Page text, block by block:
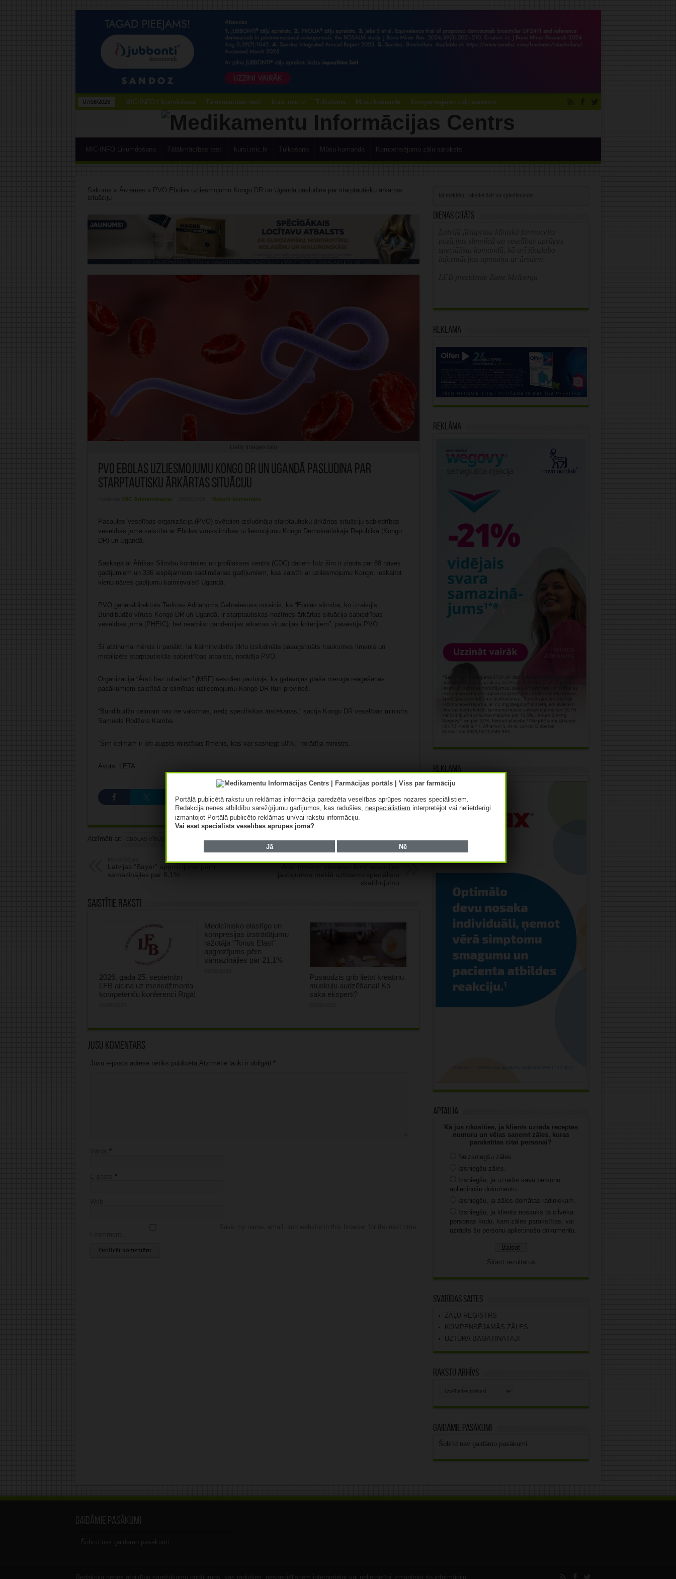
07/08/2026 MIC-INFO Likumdošana Tālākmācības testi kursi.mic.lv Tulkošana Mūsu komanda Kompensējamo zāļu saraksts
MIC-INFO Likumdošana Tālākmācības testi kursi.mic.lv Tulkošana Mūsu komanda Kompensējamo zāļu saraksts
Sākums » Ārzemēs » PVO Ebolas uzliesmojumu Kongo DR un Ugandā pasludina par starptautisku ārkārtas
situāciju
PVO Ebolas uzliesmojumu Kongo DR un Ugandā pasludina par
starptautisku ārkārtas situāciju
MIC Administrācija Rakstīt komentāru
Pasaules Veselības organizācija (PVO) svētdien izsludināja starptautisku ārkārtas situāciju sabiedrības
veselības jomā saistībā ar Ebolas vīrusslimības uzliesmojumu Kongo Demokrātiskajā Republikā (Kongo
DR) un Ugandā.
Saskaņā ar Āfrikas Slimību kontroles un profilakses centra (CDC) datiem līdz šim ir ziņots par 88 nāves
gadījumiem un 336 iespējamiem saslimšanas gadījumiem, kas saistīti ar uzliesmojumu Kongo, ieskaitot
vienu nāves gadījumu kaimiņvalstī Ugandā.
PVO ģenerāldirektors Tedross Adhanoms Gebreiesuss noteicis, ka “Ebolas slimība, ko izraisījis
Bundibudžo vīruss Kongo DR un Ugandā, ir starptautiskas nozīmes ārkārtas situācija sabiedrības
veselības jomā (PHEIC), bet neatbilst pandēmijas ārkārtas situācijas kritērijiem”, pavēstīja PVO.
Šī atzinuma mērķis ir panākt, lai kaimiņvalstīs tiktu izsludināts paaugstināts trauksmes līmenis un
mobilizēts starptautiskās sabiedrības atbalsts, norādīja PVO.
Organizācija “Ārsti bez robežām” (MSF) sestdien paziņoja, ka gatavojas plaša mēroga reaģēšanas
pasākumiem saistībā ar slimības uzliesmojumu Kongo DR Ituri provincē.
“Bundibudžo celmam nav ne vakcīnas, nedz specifiskas ārstēšanas,” sacīja Kongo DR veselības ministrs
Samuels Rodžers Kamba.
“Šim celmam ir ļoti augsts mirstības līmenis, kas var sasniegt 50%,” norādīja ministrs.
Avots: LETA
Patīk
Atzīmēti ar: EBOLAS VĪRUSS
Latvijas “Bayer” apgrozījums pērn
samazinājies par 6,1%
skaidrojumu
Saistītie raksti
2026. gada 25. septembrī
LFB aicina uz menedžmenta
kompetenču konferenci Rīgā!
Medicīnisko elastīgo un
kompresijas izstrādājumu
ražotāja “Tonus Elast”
apgrozījums pērn
samazinājies par 21,1%
Pusaudzis grib lietot kreatīnu
muskuļu audzēšanai! Ko
saka eksperti?
Jūsu komentārs
Jūsu e-pasta adrese netiks publicēta.Atzīmētie lauki ir obligāti *
*
*
Dienas citāts
Reklāma
Reklāma
Reklāma
Aptauja
Kā jūs rīkosities, ja klients uzrāda receptes
numuru un vēlas saņemt zāles, kuras
parakstītas citai personai?
Neizsniegšu zāles.
Izsniegšu zāles.
Izsniegšu, ja uzrādīs savu personu
apliecinošu dokumentu.
Izsniegšu, ja zāles domātas radiniekam.
Izsniegšu, ja klients nosauks tā cilvēka
personas kodu, kam zāles parakstītas, vai
uzrādīs šo personu apliecinošu dokumentu.
Skatīt rezultātus
Svarīgas saites
ZĀĻU REĢISTRS
KOMPENSĒJAMĀS ZĀLES
UZTURA BAGĀTINĀTĀJI
Rakstu arhīvs
Gaidāmie pasākumi
Šobrīd nav gaidāmo pasākumi.
Gaidāmie pasākumi
Šobrīd nav gaidāmo pasākumi.
Redakcija nenes atbildību sarežģījumu gadījumos, kas radušies, nespeciālistiem interpretējot vai nelietderīgi izmantojot šo informāciju.
Portālā publicētā rakstu un reklāmas informācija paredzēta veselības aprūpes nozares speciālistiem.
Redakcija nenes atbildību sarežģījumu gadījumos, kas radušies,nespeciālistiem interpretējot vai nelietderīgi
izmantojot Portālā publicēto reklāmas un/vai rakstu informāciju.
Vai esat speciālists veselības aprūpes jomā?
Jā Nē